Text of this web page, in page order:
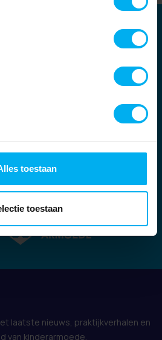
toestaan
toestaan
laatste nieuws, praktijkverhalen en
van kinderarmoede.